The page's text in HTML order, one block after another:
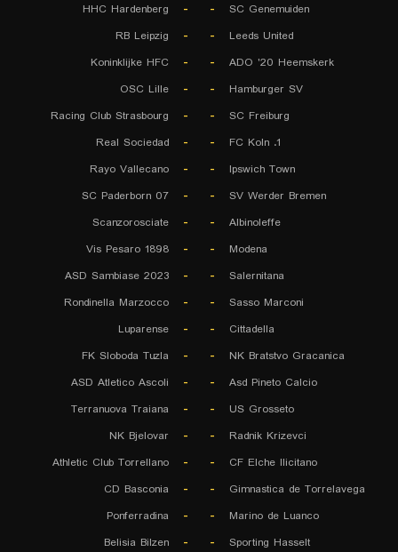
SC Genemuiden
-
-
HHC Hardenberg
Leeds United
-
-
RB Leipzig
ADO '20 Heemskerk
-
-
Koninklijke HFC
Hamburger SV
-
-
OSC Lille
SC Freiburg
-
-
Racing Club Strasbourg
1. FC Koln
-
-
Real Sociedad
Ipswich Town
-
-
Rayo Vallecano
SV Werder Bremen
-
-
SC Paderborn 07
Albinoleffe
-
-
Scanzorosciate
Modena
-
-
Vis Pesaro 1898
Salernitana
-
-
ASD Sambiase 2023
Sasso Marconi
-
-
Rondinella Marzocco
Cittadella
-
-
Luparense
NK Bratstvo Gracanica
-
-
FK Sloboda Tuzla
Asd Pineto Calcio
-
-
ASD Atletico Ascoli
US Grosseto
-
-
Terranuova Traiana
Radnik Krizevci
-
-
NK Bjelovar
CF Elche Ilicitano
-
-
Athletic Club Torrellano
Gimnastica de Torrelavega
-
-
CD Basconia
Marino de Luanco
-
-
Ponferradina
Sporting Hasselt
-
-
Belisia Bilzen